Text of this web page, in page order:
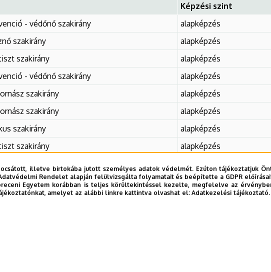
Képzési szint
- védőnő szakirány
alapképzés
szakirány
alapképzés
szakirány
alapképzés
- védőnő szakirány
alapképzés
szakirány
alapképzés
szakirány
alapképzés
szakirány
alapképzés
szakirány
alapképzés
alapképzés
szakirány
alapképzés
szakirány
alapképzés
illetve birtokába jutott személyes adatok védelmét. Ezúton tájékoztatjuk
Rendelet alapján felülvizsgálta folyamatait és beépítette a GDPR
Egyetem korábban is teljes körültekintéssel kezelte, megfelelve az
amelyet az alábbi linkre kattintva olvashat el:Adatkezelési tájékoztató.